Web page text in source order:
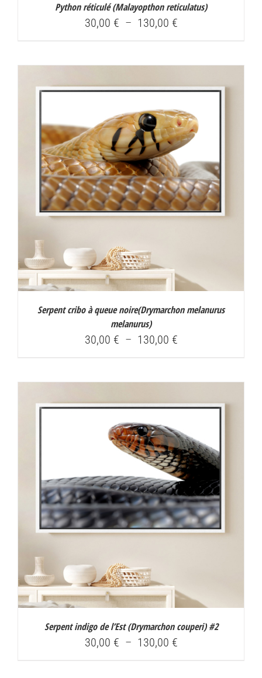
Python réticulé (Malayopthon reticulatus)
30,00 € – 130,00 €Plage
à
130,00 €
Serpent cribo à queue noire(Drymarchon melanurus
melanurus)
30,00 € – 130,00 €Plage
à
130,00 €
Serpent indigo de l’Est (Drymarchon couperi) #2
30,00 € – 130,00 €Plage